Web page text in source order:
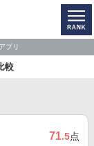
アプリ
較
71.5点